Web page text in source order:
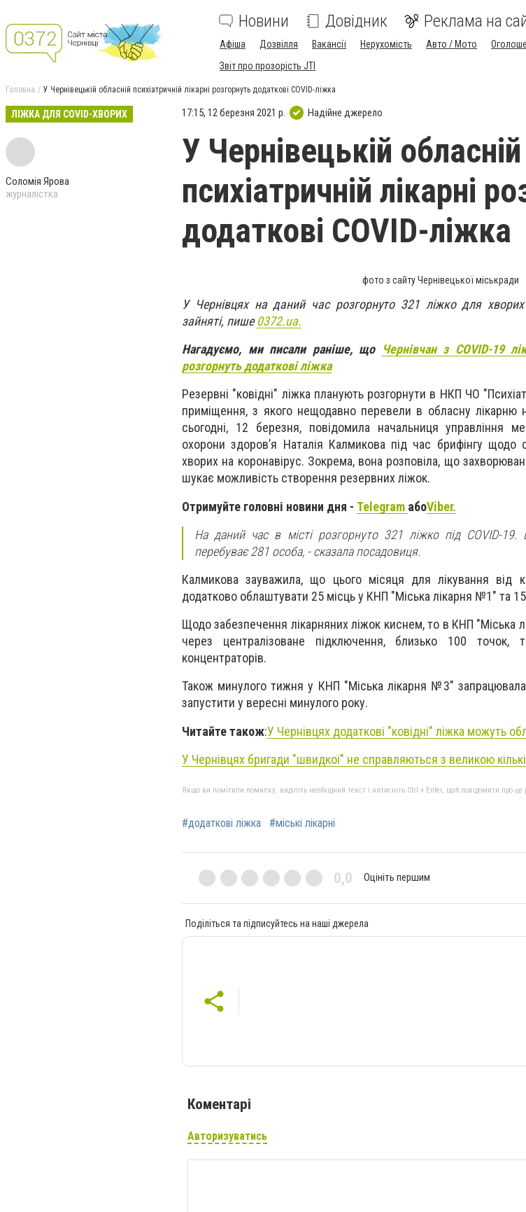
Новини Довідник Реклама на
Афіша Дозвілля Вакансії Нерухомість Авто / Мото
Звіт про прозорість JTI
Головна У Чернівецькій обласній психіатричній лікарні розгорнуть додаткові COVID-ліжка
ЛІЖКА ДЛЯ COVID-ХВОРИХ
Соломія Ярова
журналістка
17:15, 12 березня 2021 р. Надійне джерело
У Чернівецькій обласній
психіатричній лікарні
додаткові COVID-ліжка
фото з сайту Чернівецької міськради
У Чернівцях на даний час розгорнуто 321 ліжко для
зайняті, пише0372.ua.
Нагадуємо, ми писали раніше, що Чернівчан з COVID-19
розгорнуть додаткові ліжка
Резервні "ковідні" ліжка планують розгорнути в НКП ЧО
приміщення, з якого нещодавно перевели в обласну лікарню
сьогодні, 12 березня, повідомила начальниця управління
охорони здоров’я Наталія Калмикова під час брифінгу щодо
хворих на коронавірус. Зокрема, вона розповіла, що
шукає можливість створення резервних ліжок.
Отримуйте головні новини дня - Telegram абоViber.
На даний час в місті розгорнуто 321 ліжко під COVID-19.
перебуває 281 особа, - сказала посадовиця.
Калмикова зауважила, що цього місяця для лікування від
додатково облаштувати 25 місць у КНП "Міська лікарня №1" та
Щодо забезпечення лікарняних ліжок киснем, то в КНП "Міська
через централізоване підключення, близько 100
концентраторів.
Також минулого тижня у КНП "Міська лікарня №3" запрацювала
запустити у вересні минулого року.
Читайте також:У Чернівцях додаткові "ковідні" ліжка можуть
У Чернівцях бригади "швидкої" не справляються з великою
Якщо ви помітили помилку, виділіть необхідний текст і натисніть Ctrl + Enter, щоб повідомити про це
#додаткові ліжка #міські лікарні
0,0 Оцініть першим
Поділіться та підписуйтесь на наші джерела
Коментарі
Авторизуватись